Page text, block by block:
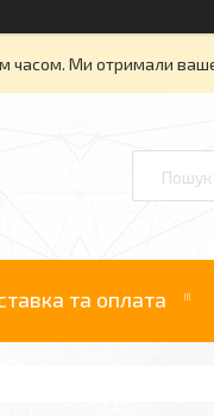
часом. Ми отримали
та оплата